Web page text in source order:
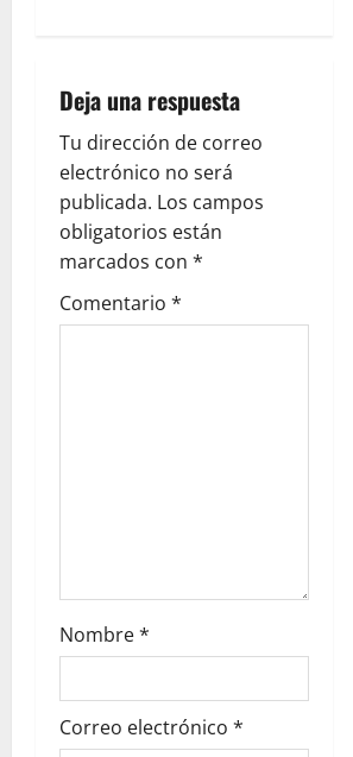
Deja una respuesta
Tu dirección de correo
electrónico no será
publicada. Los campos
obligatorios están
marcados con *
Comentario *
Nombre*
Correo electrónico *